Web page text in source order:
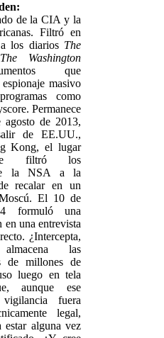
de la CIA y la
Filtró en
los diarios The
The Washington
que
masivo
como
Permanece
agosto de 2013,
de EE.UU.,
Kong, el lugar
filtró los
la NSA a la
recalar en un
El 10 de
formuló una
en una entrevista
¿Intercepta,
las
de millones de
luego en tela
aunque ese
fuera
legal,
estar alguna vez